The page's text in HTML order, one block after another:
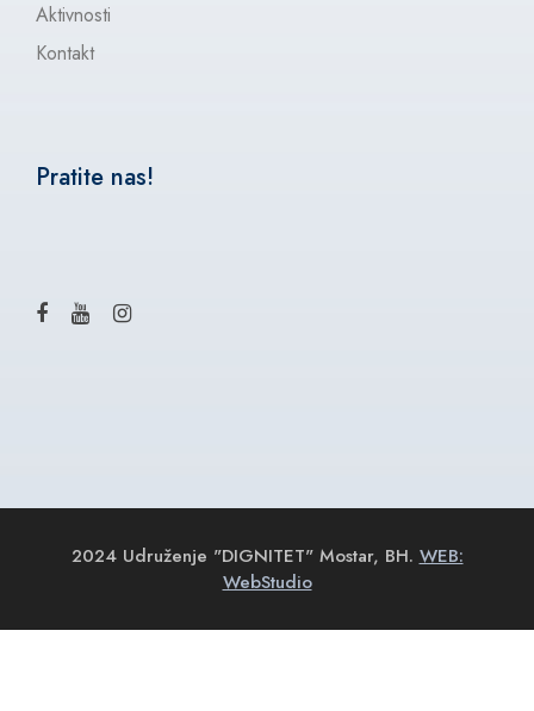
Aktivnosti
Kontakt
Pratite nas!
2024 Udruženje "DIGNITET" Mostar, BH. WEB:
WebStudio